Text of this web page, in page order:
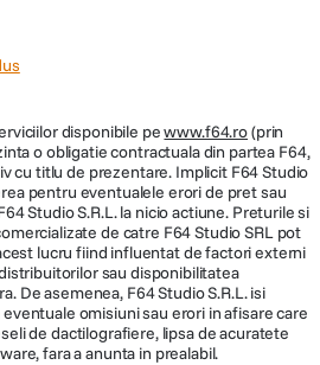
disponibile pewww.f64.ro(prin
o obligatie contractuala din partea F64,
cu titlu de prezentare. Implicit F64 Studio
pentru eventualele erori de pret sau
Studio S.R.L. la nicio actiune. Preturile si
de catre F64 Studio SRL pot
lucru fiind influentat de factori externi
sau disponibilitatea
De asemenea, F64 Studio S.R.L. isi
omisiuni sau erori in afisare care
de dactilografiere, lipsa de acuratete
fara a anunta in prealabil.